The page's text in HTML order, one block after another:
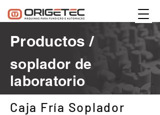
Productos /
soplador de
laboratorio
Caja Fría Soplador